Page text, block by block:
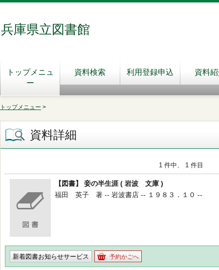
兵庫県立図書館
トップメニュ
ー
資料検索 利用登録申込 資料
トップメニュー >
資料詳細
1 件中、 1 件目
【図書】 妾の半生涯 ( 岩波 文庫 )
福田 英子 著 -- 岩波書店 -- １９８３．１０ --
新着図書お知らせサービス 予約かごへ